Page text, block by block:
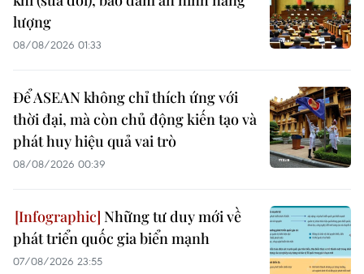
lượng
08/08/2026 01:33
Để ASEAN không chỉ thích ứng với
thời đại, mà còn chủ động kiến tạo và
phát huy hiệu quả vai trò
08/08/2026 00:39
Những tư duy mới về
phát triển quốc gia biển mạnh
07/08/2026 23:55